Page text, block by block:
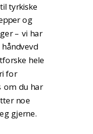
tyrkiske
og
– vi har
hele
for
om du har
noe
gjerne.